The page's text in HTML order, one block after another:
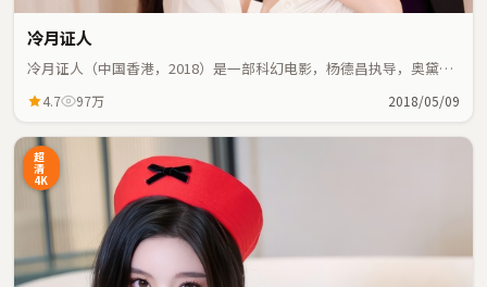
冷月证人
冷月证人（中国香港，2018）是一部科幻电影，杨德昌执导，奥黛丽
4.7 97万 2018/05/09
超
清
4K